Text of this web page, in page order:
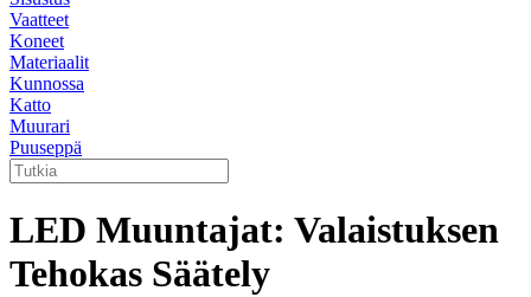
Vaatteet
Koneet
Materiaalit
Kunnossa
Katto
Muurari
Puuseppä
LED Muuntajat: Valaistuksen
Tehokas Säätely